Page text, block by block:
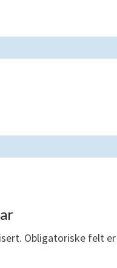
Obligatoriske felt